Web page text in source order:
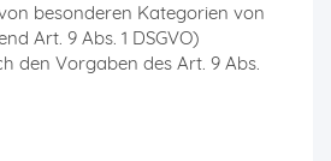
besonderen Kategorien von
Art. 9 Abs. 1 DSGVO)
den Vorgaben des Art. 9 Abs.